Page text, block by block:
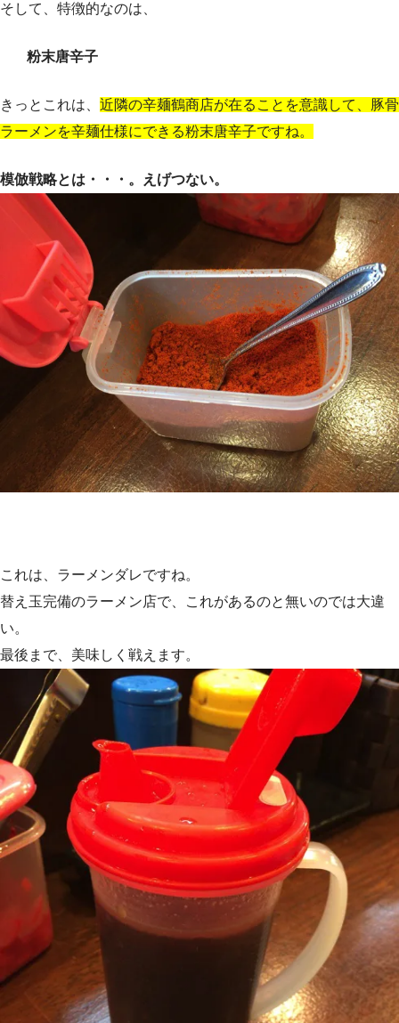
そして、特徴的なのは、
粉末唐辛子
きっとこれは、 近隣の辛麺鶴商店が在ることを意識して、豚骨
ラーメンを辛麺仕様にできる粉末唐辛子ですね。
模倣戦略とは・・・。えげつない。
これは、ラーメンダレですね。
替え玉完備のラーメン店で、これがあるのと無いのでは大違
い。
最後まで、美味しく戦えます。